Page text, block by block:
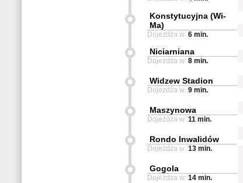
Konstytucyjna (Wi-
Ma)
Dojeżdża w: 6 min.
Niciarniana
Dojeżdża w: 8 min.
Widzew Stadion
Dojeżdża w: 9 min.
Maszynowa
Dojeżdża w: 11 min.
Rondo Inwalidów
Dojeżdża w: 13 min.
Gogola
Dojeżdża w: 14 min.